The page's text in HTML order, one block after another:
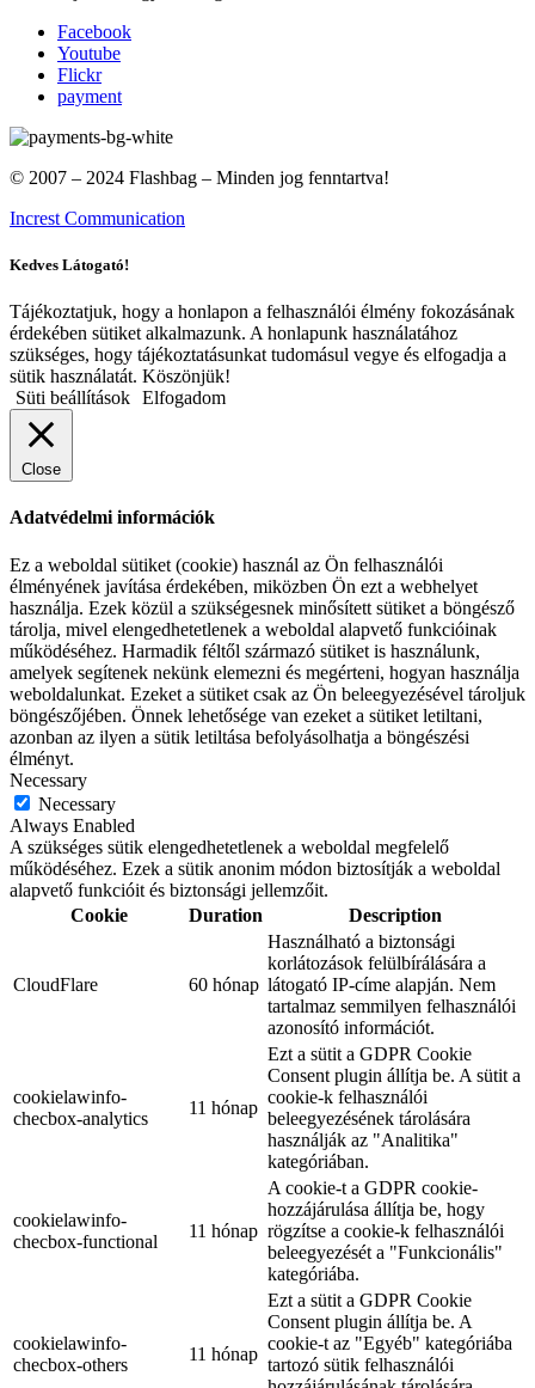
Facebook
Youtube
Flickr
payment
© 2007 – 2024 Flashbag – Minden jog fenntartva!
Increst Communication
Kedves Látogató!
Tájékoztatjuk, hogy a honlapon a felhasználói élmény fokozásának
érdekében sütiket alkalmazunk. A honlapunk használatához
szükséges, hogy tájékoztatásunkat tudomásul vegye és elfogadja a
sütik használatát. Köszönjük!
Süti beállítások Elfogadom
Close
Adatvédelmi információk
Ez a weboldal sütiket (cookie) használ az Ön felhasználói
élményének javítása érdekében, miközben Ön ezt a webhelyet
használja. Ezek közül a szükségesnek minősített sütiket a böngésző
tárolja, mivel elengedhetetlenek a weboldal alapvető funkcióinak
működéséhez. Harmadik féltől származó sütiket is használunk,
amelyek segítenek nekünk elemezni és megérteni, hogyan használja
weboldalunkat. Ezeket a sütiket csak az Ön beleegyezésével tároljuk
böngészőjében. Önnek lehetősége van ezeket a sütiket letiltani,
azonban az ilyen a sütik letiltása befolyásolhatja a böngészési
élményt.
Necessary
Necessary
Always Enabled
A szükséges sütik elengedhetetlenek a weboldal megfelelő
működéséhez. Ezek a sütik anonim módon biztosítják a weboldal
alapvető funkcióit és biztonsági jellemzőit.
Cookie
Duration Description
CloudFlare 60 hónap
Használható a biztonsági
korlátozások felülbírálására a
látogató IP-címe alapján. Nem
tartalmaz semmilyen felhasználói
azonosító információt.
cookielawinfo-
checbox-analytics
11 hónap
Ezt a sütit a GDPR Cookie
Consent plugin állítja be. A sütit a
cookie-k felhasználói
beleegyezésének tárolására
használják az "Analitika"
kategóriában.
cookielawinfo-
checbox-functional
11 hónap
A cookie-t a GDPR cookie-
hozzájárulása állítja be, hogy
rögzítse a cookie-k felhasználói
beleegyezését a "Funkcionális"
kategóriába.
cookielawinfo-
checbox-others
11 hónap
Ezt a sütit a GDPR Cookie
Consent plugin állítja be. A
cookie-t az "Egyéb" kategóriába
tartozó sütik felhasználói